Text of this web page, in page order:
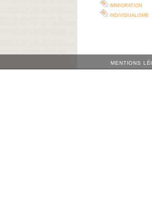
immigration
individualisme
MENTIONS